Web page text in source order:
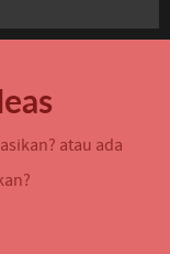
atau ada